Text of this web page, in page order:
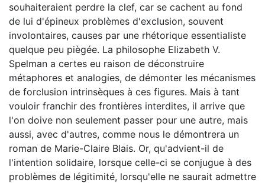
souhaiteraient perdre la clef, car se cachent au fond
de lui d'épineux problèmes d'exclusion, souvent
involontaires, causes par une rhétorique essentialiste
quelque peu piègée. La philosophe Elizabeth V.
Spelman a certes eu raison de déconstruire
métaphores et analogies, de démonter les mécanismes
de forclusion intrinsèques à ces figures. Mais à tant
vouloir franchir des frontières interdites, il arrive que
l'on doive non seulement passer pour une autre, mais
aussi, avec d'autres, comme nous le démontrera un
roman de Marie-Claire Blais. Or, qu'advient-il de
l'intention solidaire, lorsque celle-ci se conjugue à des
problèmes de légitimité, lorsqu'elle ne saurait admettre